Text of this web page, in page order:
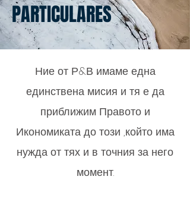
PARTICULARES
Изключителни
услуги
Ние от Р&В имаме една
единствена мисия и тя е да
приближим Правото и
Икономиката до този ,който има
нужда от тях и в точния за него
момент.